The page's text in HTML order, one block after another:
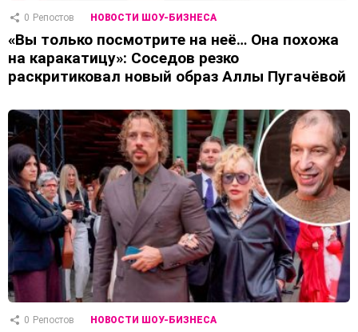
0 Репостов НОВОСТИ ШОУ-БИЗНЕСА
«Вы только посмотрите на неё… Она похожа
на каракатицу»: Соседов резко
раскритиковал новый образ Аллы Пугачёвой
0 Репостов НОВОСТИ ШОУ-БИЗНЕСА